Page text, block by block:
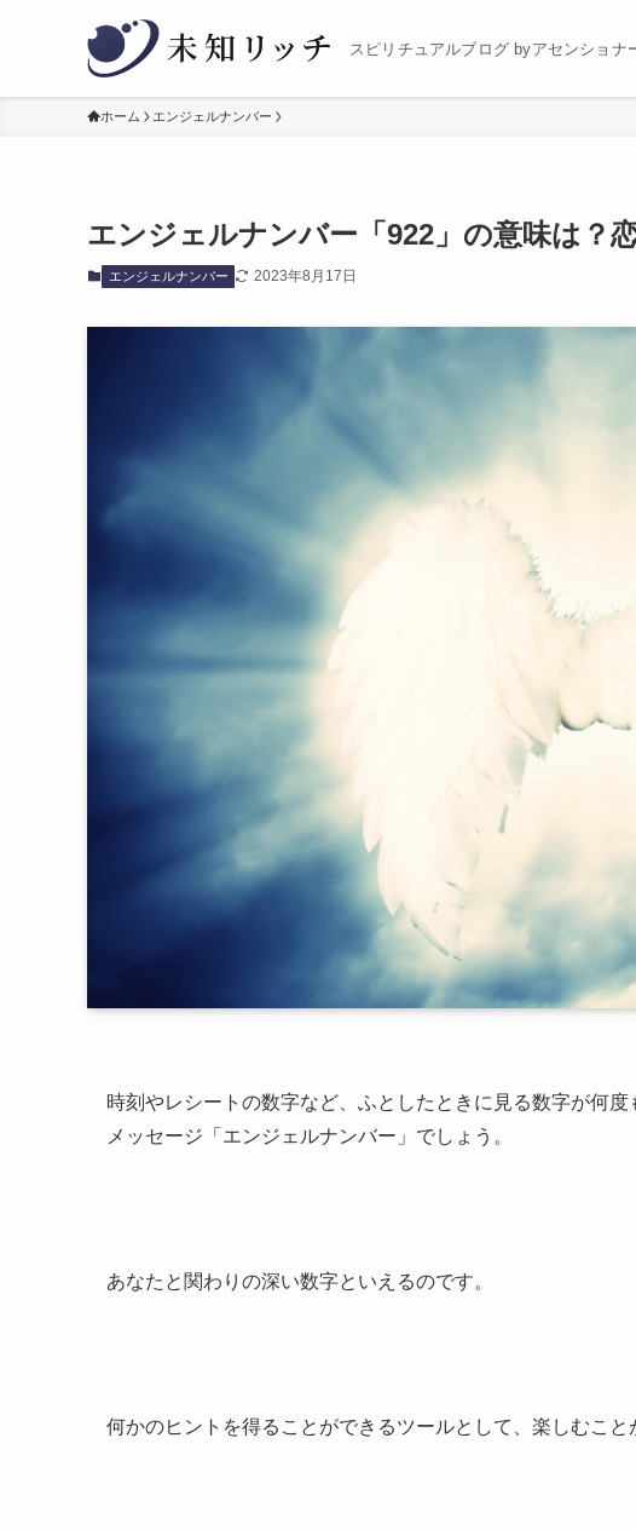
スピリチュアルブログ byアセンショナ
ホーム エンジェルナンバー
エンジェルナンバー「922」の意味は？
エンジェルナンバー 2023年8月17日
時刻やレシートの数字など、ふとしたときに見る数字が何
メッセージ「エンジェルナンバー」でしょう。
あなたと関わりの深い数字といえるのです。
何かのヒントを得ることができるツールとして、楽しむこと